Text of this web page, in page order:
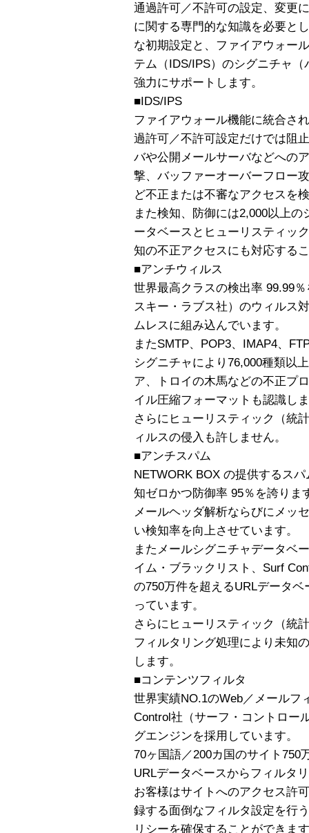
通過許可／不許可の設定、変更
に関する専門的な知識を必要と
な初期設定と、ファイアウォー
テム（IDS/IPS）のシグニチャ
強力にサポートします。
■IDS/IPS
ファイアウォール機能に統合さ
過許可／不許可設定だけでは阻
バや公開メールサーバなどへの
撃、バッファーオーバーフロー
ど不正または不審なアクセスを
また検知、防御には2,000以上
ータベースとヒューリスティッ
知の不正アクセスにも対応する
■アンチウィルス
世界最高クラスの検出率 99.99
スキー・ラブス社）のウィルス
ムレスに組み込んでいます。
またSMTP、POP3、IMAP4、
シグニチャにより76,000種類以
ア、トロイの木馬などの不正プ
イル圧縮フォーマットも認識し
さらにヒューリスティック（統
ィルスの侵入も許しません。
■アンチスパム
NETWORK BOX の提供するス
知ゼロかつ防御率 95％を誇りま
メールヘッダ解析ならびにメッ
い検知率を向上させています。
またメールシグニチャデータベ
イム・ブラックリスト、Surf
の750万件を超えるURLデータ
っています。
さらにヒューリスティック（統
フィルタリング処理により未知
します。
■コンテンツフィルタ
世界実績NO.1のWeb／メールフ
Control社（サーフ・コントロー
グエンジンを採用しています。
70ヶ国語／200カ国のサイト750
URLデータベースからフィルタ
お客様はサイトへのアクセス許
録する面倒なフィルタ設定を行
リシーを確保することができま